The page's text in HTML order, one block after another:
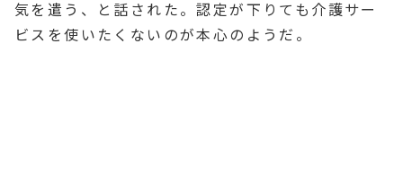
気を遣う、と話された。認定が下りても介護サー
ビスを使いたくないのが本心のようだ。